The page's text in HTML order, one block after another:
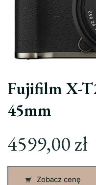
Fujifilm X-
45mm
4599,00zł
Zobacz cenę